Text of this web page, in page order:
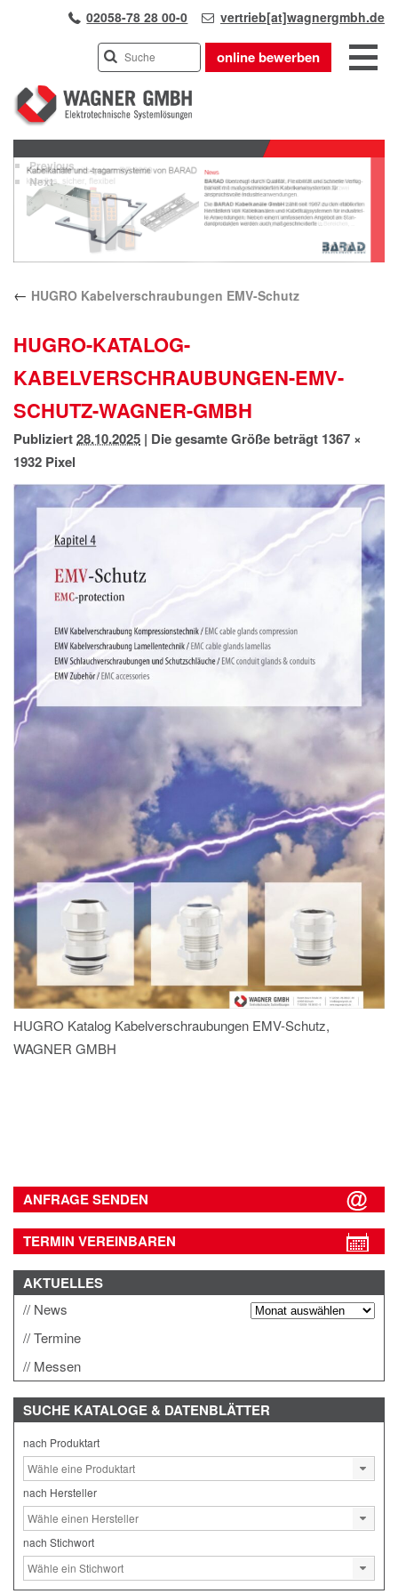
02058-78 28 00-0 vertrieb[at]wagnergmbh.de
online bewerben
INDUSTRIEVERTRETUNG
UNSER TEAM
WIR ÜBER UNS
KARRIERE
PRODUKTE
APPLIKATIONEN
KONTAKT
ANFAHRT
IMPRESSUM
DATENSCHUTZ
Previous
Next
← HUGRO Kabelverschraubungen EMV-Schutz
HUGRO-KATALOG-
KABELVERSCHRAUBUNGEN-EMV-
SCHUTZ-WAGNER-GMBH
Publiziert28.10.2025 | Die gesamte Größe beträgt 1367 ×
1932 Pixel
HUGRO Katalog Kabelverschraubungen EMV-Schutz,
WAGNER GMBH
ANFRAGE SENDEN
TERMIN VEREINBAREN
AKTUELLES
News
Termine
Messen
SUCHE KATALOGE & DATENBLÄTTER
nach Produktart
nach Hersteller
nach Stichwort